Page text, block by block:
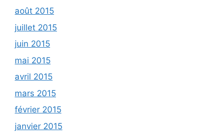
août 2015
juillet 2015
juin 2015
mai 2015
avril 2015
mars 2015
février 2015
janvier 2015